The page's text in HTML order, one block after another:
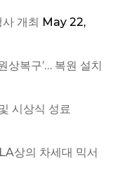
개최 May 22,
상복구’… 복원 설치
시상식 성료
상의 차세대 믹서